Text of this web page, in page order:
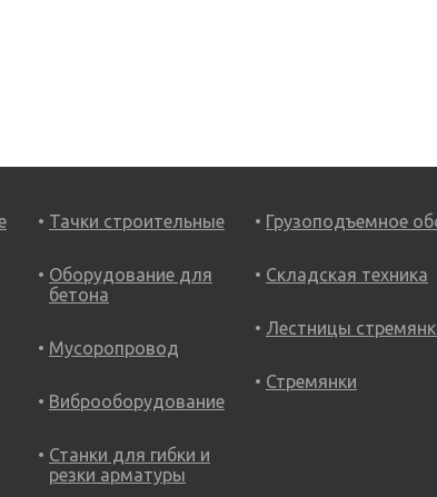
Тачки строительные
Оборудование для
бетона
Мусоропровод
Виброоборудование
Станки для гибки и
резки арматуры
Грузоподъемное
Складская техника
Лестницы
Стремянки